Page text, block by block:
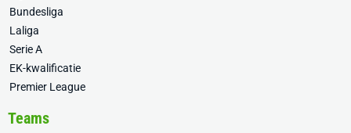
Bundesliga
Laliga
Serie A
EK-kwalificatie
Premier League
Teams